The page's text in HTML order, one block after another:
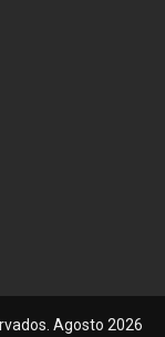
Agosto 2026